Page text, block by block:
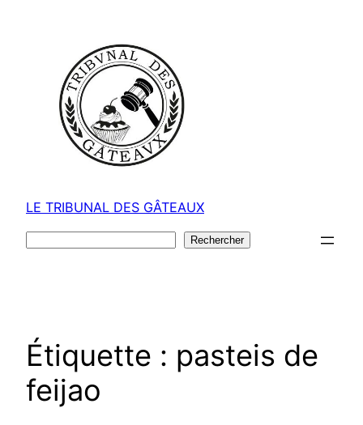
LE TRIBUNAL DES GÂTEAUX
Rechercher
Étiquette : pasteis de
feijao